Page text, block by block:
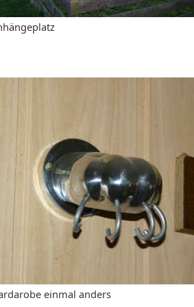
einmal anders